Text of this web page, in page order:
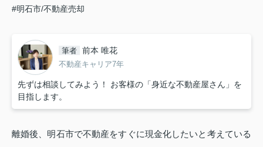
#明石市/不動産売却
筆者 前本 唯花
不動産キャリア7年
先ずは相談してみよう！ お客様の「身近な不動産屋さん」を
目指します。
離婚後、明石市で不動産をすぐに現金化したいと考えている